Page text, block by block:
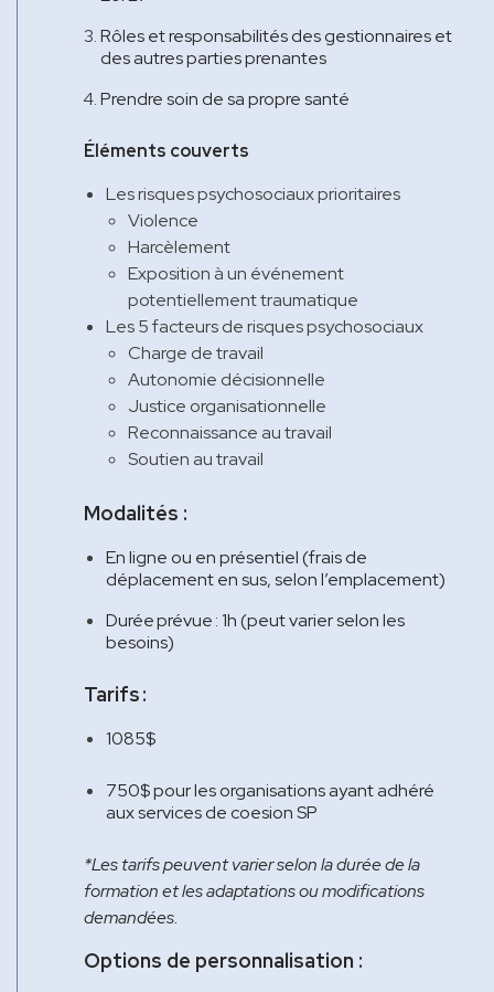
Rôles et responsabilités des gestionnaires et
des autres parties prenantes
Prendre soin de sa propre santé
Éléments couverts
Les risques psychosociaux prioritaires
Violence
Harcèlement
Exposition à un événement
potentiellement traumatique
Les 5 facteurs de risques psychosociaux
Charge de travail
Autonomie décisionnelle
Justice organisationnelle
Reconnaissance au travail
Soutien au travail
Modalités :
En ligne ou en présentiel (frais de
déplacement en sus, selon l’emplacement)
Durée prévue : 1h (peut varier selon les
besoins)
Tarifs :
1085$
750$ pour les organisations ayant adhéré
aux services de coesion SP
*Les tarifs peuvent varier selon la durée de la
formation et les adaptations ou modifications
demandées.
Options de personnalisation :